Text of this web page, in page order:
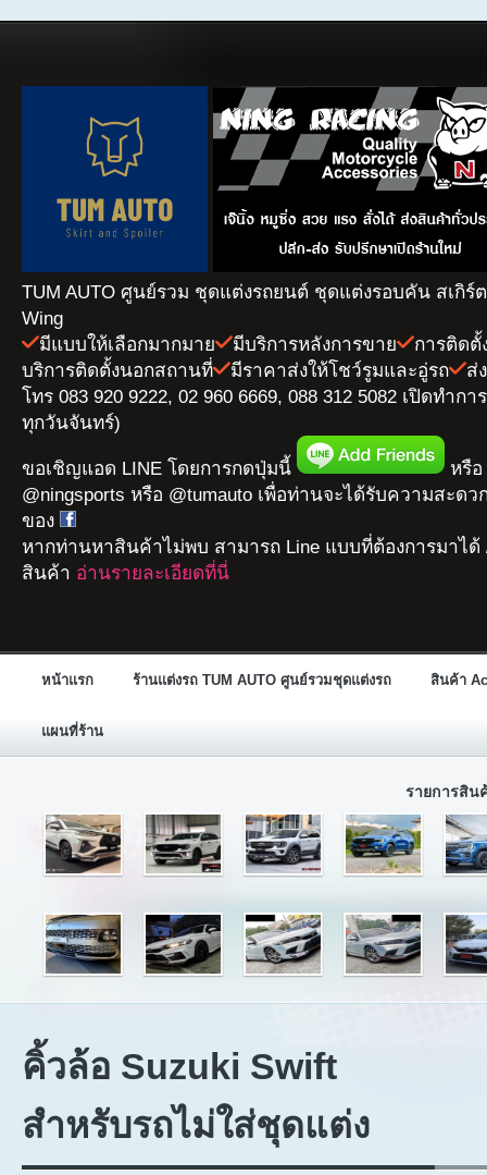
TUM AUTO ศูนย์รวม ชุดแต่งรถยนต์ ชุดแต่งรอบคัน สเกิร์
Wing
มีแบบให้เลือกมากมาย
มีบริการหลังการขาย
การติดตั้
บริการติดตั้งนอกสถานที่
มีราคาส่งให้โชว์รูมและอู่รถ
ส่
โทร 083 920 9222, 02 960 6669, 088 312 5082 เปิดทำก
ทุกวันจันทร์)
ขอเชิญแอด LINE โดยการกดปุ่มนี้
หรือ
@ningsports หรือ @tumauto เพื่อท่านจะได้รับความสะดว
ของ
หากท่านหาสินค้าไม่พบ สามารถ Line แบบที่ต้องการมาได้
สินค้า อ่านรายละเอียดที่นี่
หน้าแรก ร้านแต่งรถ TUM AUTO ศูนย์รวมชุดแต่งรถ สินค้า
แผนที่ร้าน
รายการสิน
คิ้วล้อ Suzuki Swift
สำหรับรถไม่ใส่ชุดแต่ง